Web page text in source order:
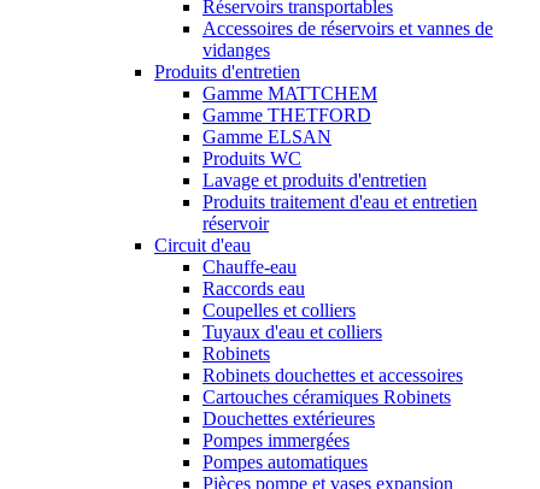
Réservoirs transportables
Accessoires de réservoirs et vannes de
vidanges
Produits d'entretien
Gamme MATTCHEM
Gamme THETFORD
Gamme ELSAN
Produits WC
Lavage et produits d'entretien
Produits traitement d'eau et entretien
réservoir
Circuit d'eau
Chauffe-eau
Raccords eau
Coupelles et colliers
Tuyaux d'eau et colliers
Robinets
Robinets douchettes et accessoires
Cartouches céramiques Robinets
Douchettes extérieures
Pompes immergées
Pompes automatiques
Pièces pompe et vases expansion